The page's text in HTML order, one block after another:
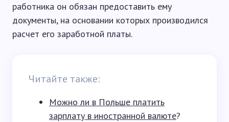
работника он обязан предоставить ему
документы, на основании которых производился
расчет его заработной платы.
Читайте также:
Можно ли в Польше платить
зарплату в иностранной валюте?